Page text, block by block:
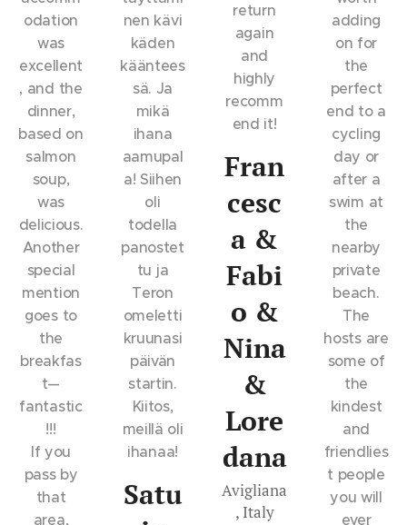
odation
was
excellent
, and the
dinner,
based on
salmon
soup,
was
delicious.
Another
special
mention
goes to
the
breakfas
t—
fantastic
!!!
If you
pass by
that
area,
nen kävi
käden
kääntees
sä. Ja
mikä
ihana
aamupal
a! Siihen
oli
todella
panostet
tu ja
Teron
omeletti
kruunasi
päivän
startin.
Kiitos,
meillä oli
ihanaa!
Satu
return
again
and
highly
recomm
end it!
Fran
cesc
a &
Fabi
o &
Nina
&
Lore
dana
Avigliana
, Italy
adding
on for
the
perfect
end to a
cycling
day or
after a
swim at
the
nearby
private
beach.
The
hosts are
some of
the
kindest
and
friendlies
t people
you will
ever